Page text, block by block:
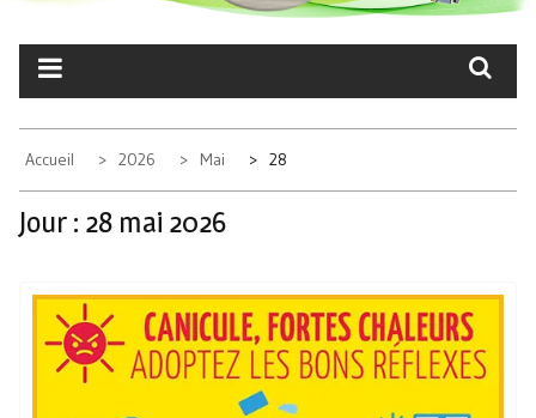
Accueil 2026 Mai 28
Jour : 28 mai 2026